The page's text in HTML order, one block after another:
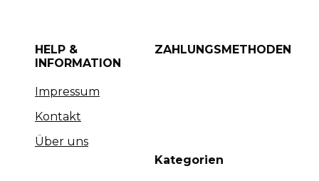
HELP &
INFORMATION
Impressum
Kontakt
Über uns
ZAHLUNGSMETHODEN
Kategorien